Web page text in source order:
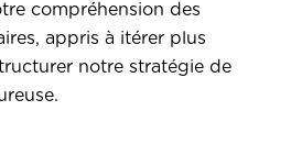
compréhension des
appris à itérer plus
notre stratégie de